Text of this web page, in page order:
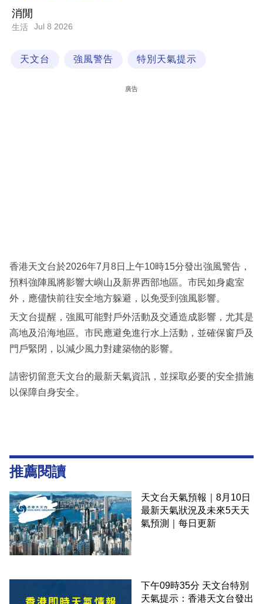
場
消閒
生活 Jul 8 2026
天文台 強風警告 特別天氣提示
廣告
香港天文台於2026年7月8日上午10時15分發出強風警告，
預料強陣風將影響大嶼山及新界西部地區。市民如身處室
外，應儘快前往安全地方躲避，以免受到強風影響。
天文台提醒，強風可能對戶外活動及交通造成影響，尤其是
高地及沿海地區。市民應避免進行水上活動，並確保窗戶及
門戶緊閉，以減少風力對建築物的影響。
請密切留意天文台的最新天氣資訊，並採取必要的安全措施
以保障自身安全。
推薦閱讀
天文台天氣預報｜8月10日
最新天氣狀況及未來5天天
氣預測｜每日更新
下午09時35分 天文台特別
天氣提示：香港天文台發出